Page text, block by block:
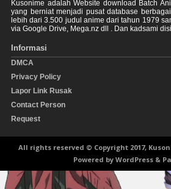
Kusonime adalah Website download Batch
yang berniat menjadi pusat database
lebih dari 3.500 judul anime dari tahun 1979
via Google Drive, Mega.nz dll . Dan kadsami
Informasi
DMCA
Privacy Policy
Lapor Link Rusak
Contact Person
Request
All rights reserved © Copyright 2017,
Powered by WordPress &